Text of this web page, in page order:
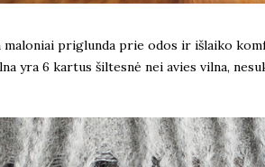
priglunda prie odos ir išlaiko
yra 6 kartus šiltesnė nei avies vilna,